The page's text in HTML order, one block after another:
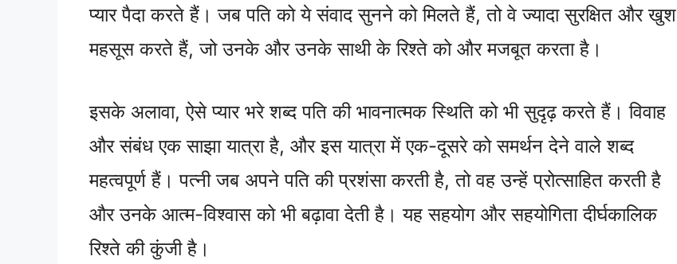
प्यार पैदा करते हैं। जब पति को ये संवाद सुनने को मिलते हैं, तो वे ज्यादा सुरक्षित और खुश
महसूस करते हैं, जो उनके और उनके साथी के रिश्ते को और मजबूत करता है।
इसके अलावा, ऐसे प्यार भरे शब्द पति की भावनात्मक स्थिति को भी सुदृढ़ करते हैं। विवाह
और संबंध एक साझा यात्रा है, और इस यात्रा में एक-दूसरे को समर्थन देने वाले शब्द
महत्वपूर्ण हैं। पत्नी जब अपने पति की प्रशंसा करती है, तो वह उन्हें प्रोत्साहित करती है
और उनके आत्म-विश्वास को भी बढ़ावा देती है। यह सहयोग और सहयोगिता दीर्घकालिक
रिश्ते की कुंजी है।